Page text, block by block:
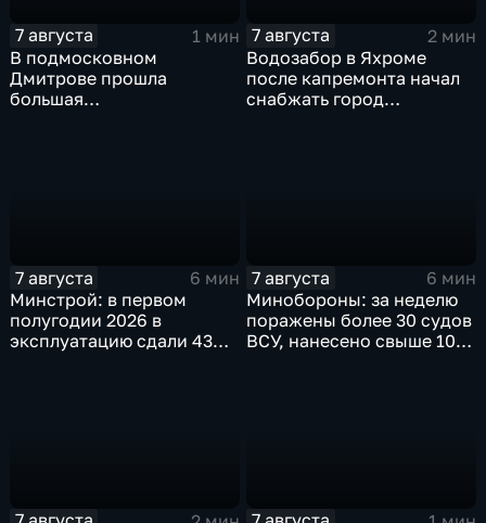
7 августа
1 мин
В подмосковном
Дмитрове прошла
большая
7 августа
2 мин
Водозабор в Яхроме
после капремонта начал
снабжать город
7 августа
6 мин
Минстрой: в первом
полугодии 2026 в
эксплуатацию сдали 43
7 августа
6 мин
Минобороны: за неделю
поражены более 30 судов
ВСУ, нанесено свыше 10